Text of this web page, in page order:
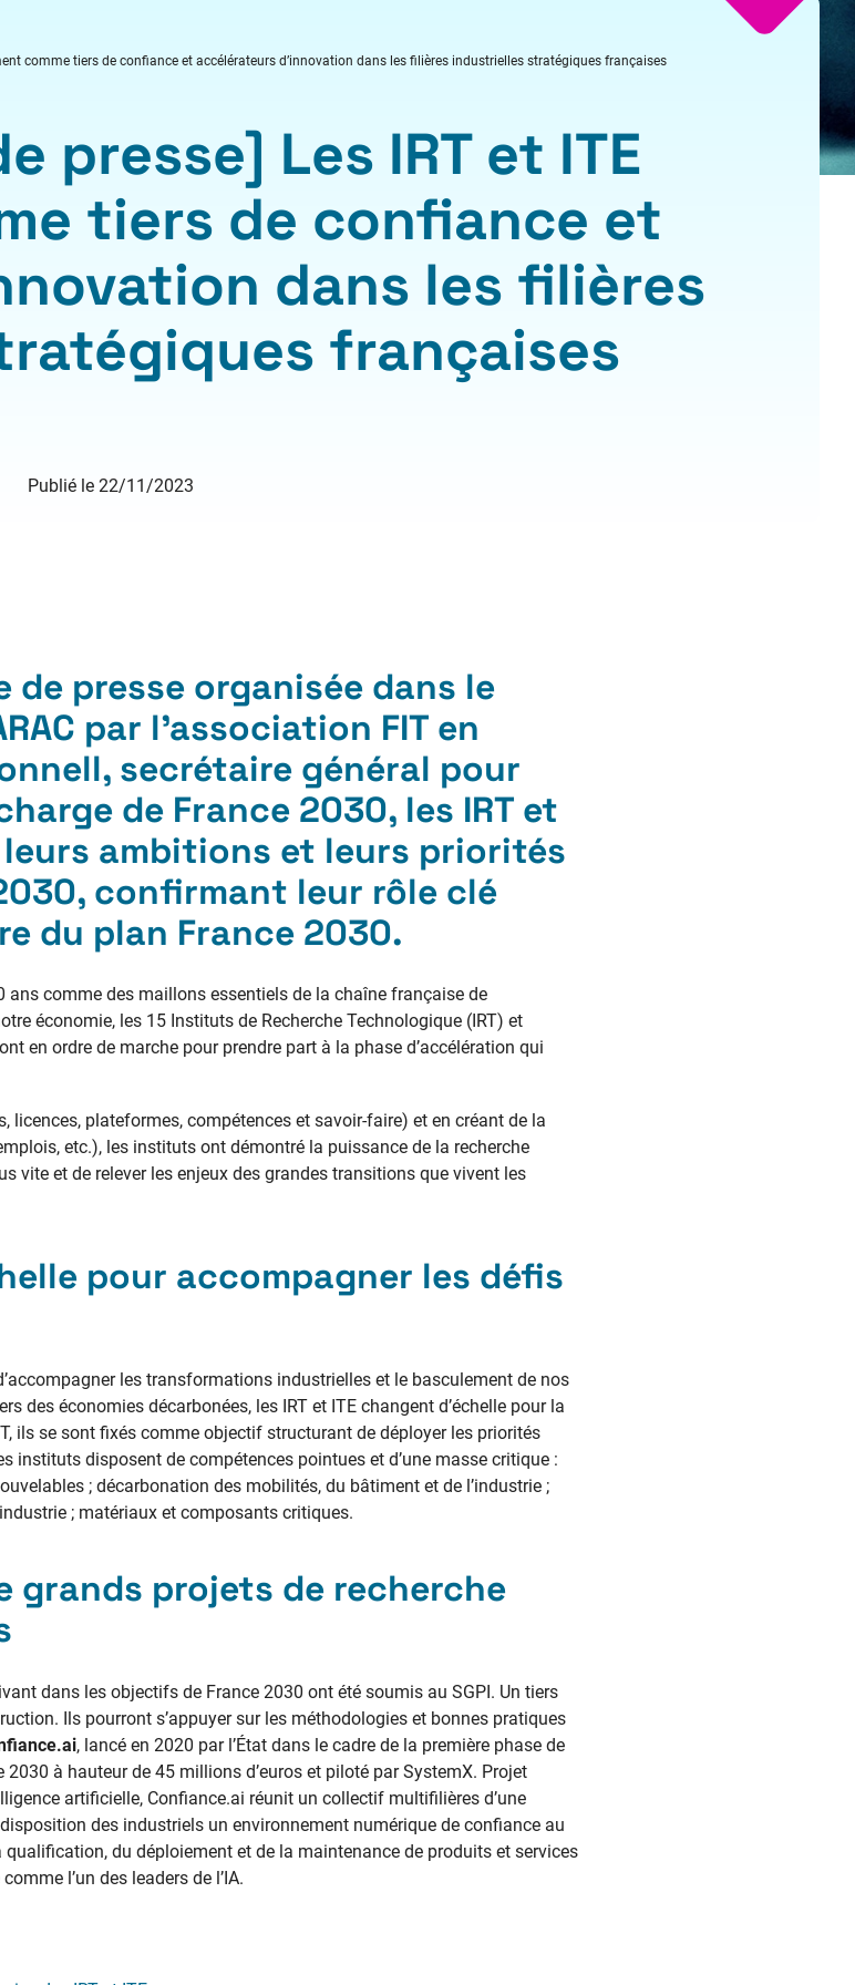
comme tiers de confiance et accélérateurs d’innovation dans les filières industrielles stratégiques françaises
presse] Les IRT et ITE
tiers de confiance et
dans les filières
françaises
Publié le 22/11/2023
de presse organisée dans le
par l’association FIT en
secrétaire général pour
de France 2030, les IRT et
ambitions et leurs priorités
confirmant leur rôle clé
du plan France 2030.
ans comme des maillons essentiels de la chaîne française de
économie, les 15 Instituts de Recherche Technologique (IRT) et
en ordre de marche pour prendre part à la phase d’accélération qui
licences, plateformes, compétences et savoir-faire) et en créant de la
etc.), les instituts ont démontré la puissance de la recherche
vite et de relever les enjeux des grandes transitions que vivent les
pour accompagner les défis
les transformations industrielles et le basculement de nos
des économies décarbonées, les IRT et ITE changent d’échelle pour la
ils se sont fixés comme objectif structurant de déployer les priorités
instituts disposent de compétences pointues et d’une masse critique :
; décarbonation des mobilités, du bâtiment et de l’industrie ;
; matériaux et composants critiques.
grands projets de recherche
dans les objectifs de France 2030 ont été soumis au SGPI. Un tiers
Ils pourront s’appuyer sur les méthodologies et bonnes pratiques
, lancé en 2020 par l’État dans le cadre de la première phase de
à hauteur de 45 millions d’euros et piloté par SystemX. Projet
artificielle, Confiance.ai réunit un collectif multifilières d’une
des industriels un environnement numérique de confiance au
du déploiement et de la maintenance de produits et services
l’un des leaders de l’IA.